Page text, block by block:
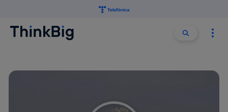
Buscar
Tu configuración de cookies no permite la visualización de